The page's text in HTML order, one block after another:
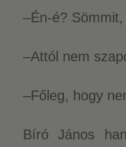
–Én-é?
–Attól nem
–Főleg, hogy
Bíró János